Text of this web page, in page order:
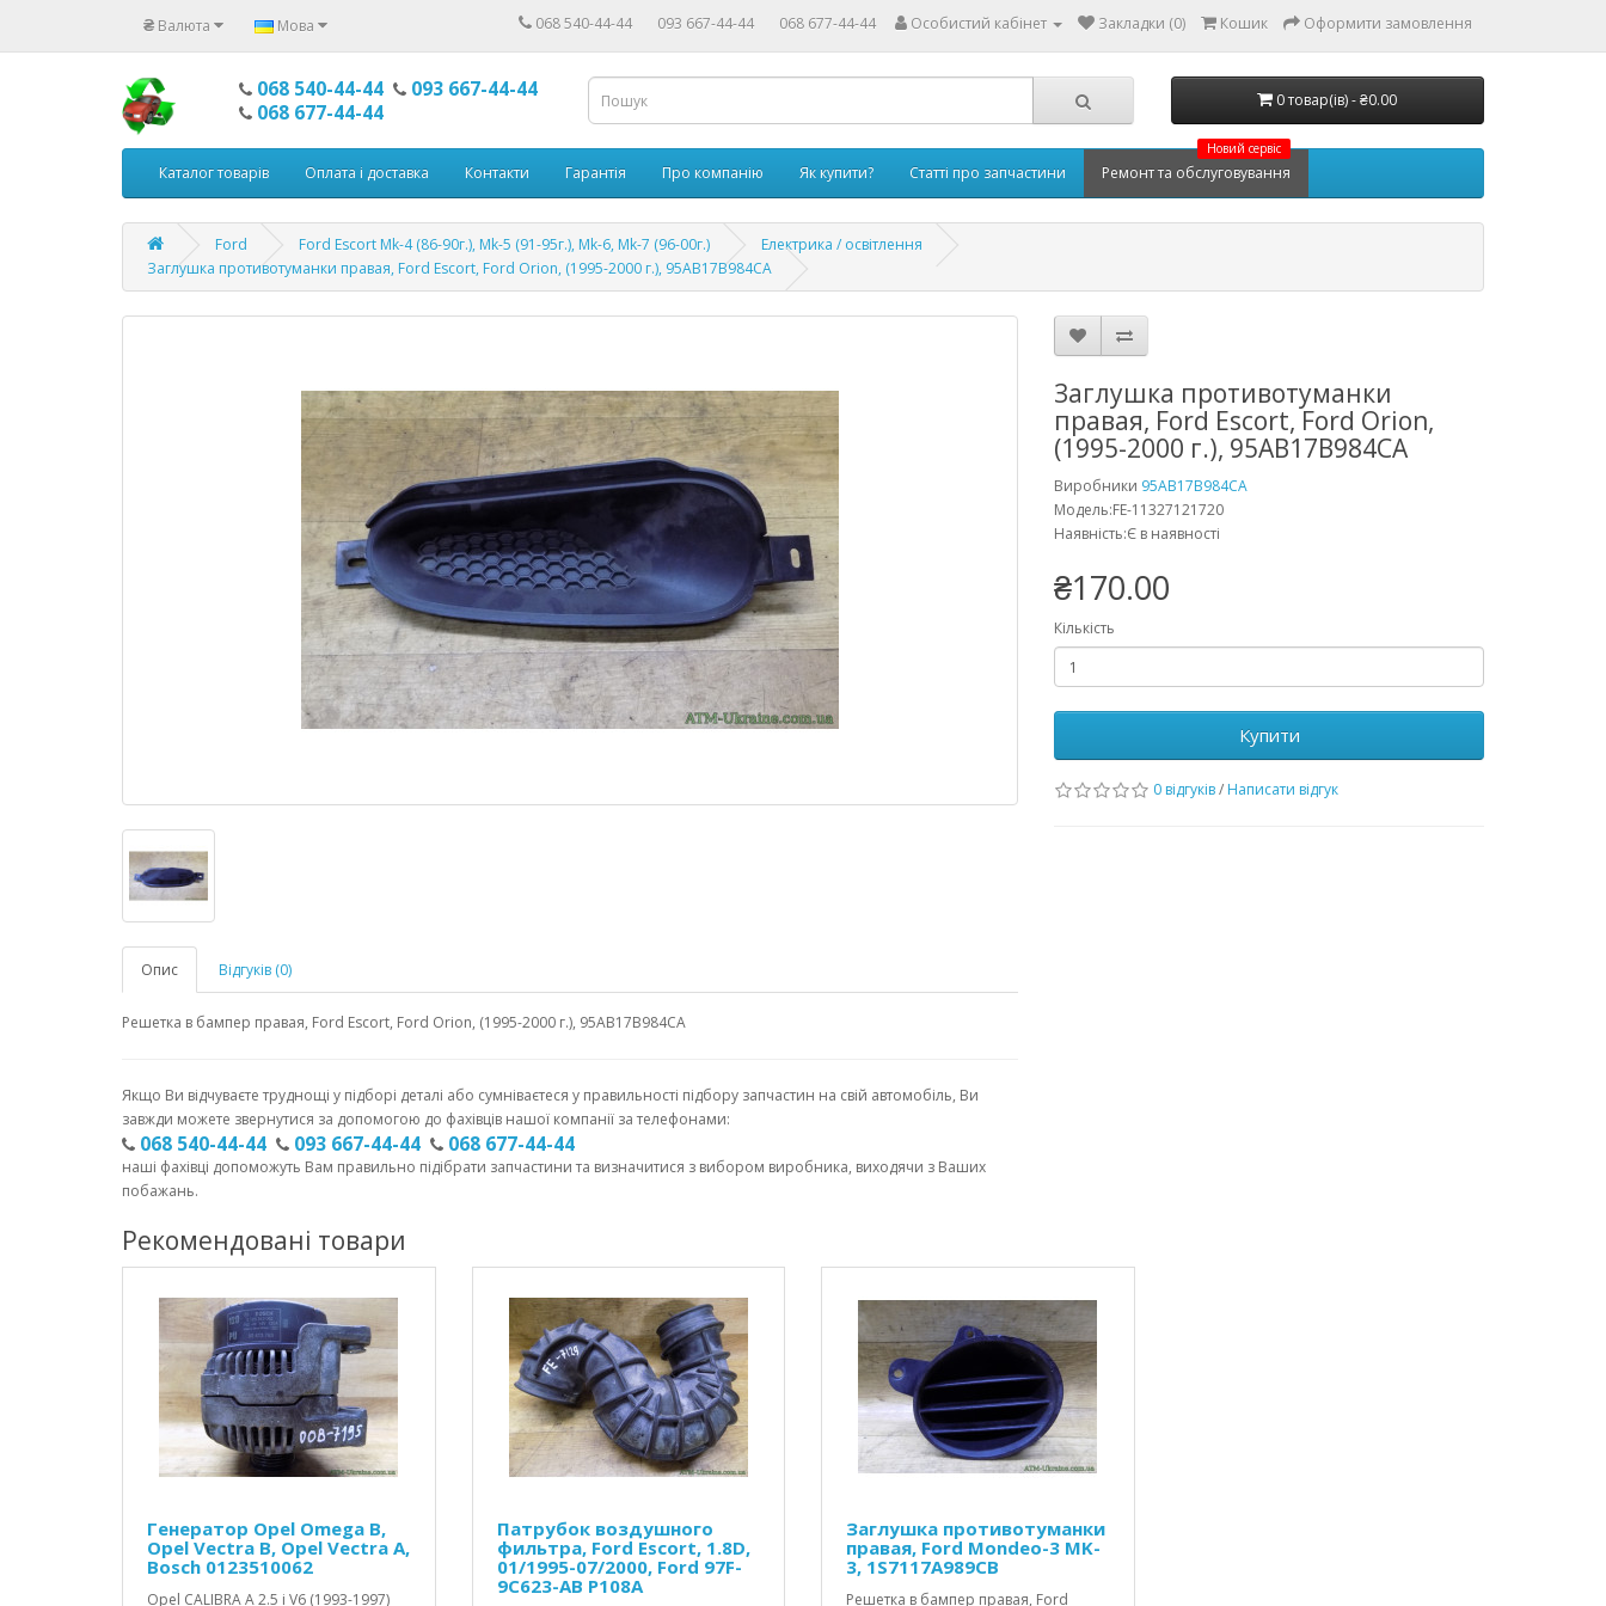
₴ Валюта Мова 068 540-44-44 093 667-44-44 068 677-44-44 Особистий кабінет Закладки (0) Кошик Оформити замовлення
068 540-44-44
093 667-44-44
068 677-44-44
0 товар(ів) - ₴0.00
Каталог товарів Оплата і доставка Контакти Гарантія Про компанію Як купити? Статті про запчастини
Новий сервіс
Ремонт та обслуговування
Ford Ford Escort Mk-4 (86-90г.), Mk-5 (91-95г.), Mk-6, Mk-7 (96-00г.)
Електрика / освітлення
Заглушка противотуманки правая, Ford Escort, Ford Orion, (1995-2000 г.), 95AB17B984CA
Опис Відгуків (0)
Решетка в бампер правая, Ford Escort, Ford Orion, (1995-2000 г.), 95AB17B984CA
Якщо Ви відчуваєте труднощі у підборі деталі або сумніваєтеся у правильності підбору запчастин на свій автомобіль, Ви
завжди можете звернутися за допомогою до фахівців нашої компанії за телефонами:
068 540-44-44 093 667-44-44 068 677-44-44
наші фахівці допоможуть Вам правильно підібрати запчастини та визначитися з вибором виробника, виходячи з Ваших
побажань.
Заглушка противотуманки
правая, Ford Escort, Ford Orion,
(1995-2000 г.), 95AB17B984CA
Виробники 95AB17B984CA
Модель:FE-11327121720
Наявність:Є в наявності
₴170.00
Кількість
Купити
0 відгуків/ Написати відгук
Рекомендовані товари
Генератор Opel Omega B,
Opel Vectra B, Opel Vectra A,
Bosch 0123510062
Opel CALIBRA A 2.5 i V6 (1993-1997)
Патрубок воздушного
фильтра, Ford Escort, 1.8D,
01/1995-07/2000, Ford 97F-
9C623-AB P108A
Заглушка противотуманки
правая, Ford Mondeo-3 MK-
3, 1S7117A989CB
Решетка в бампер правая, Ford